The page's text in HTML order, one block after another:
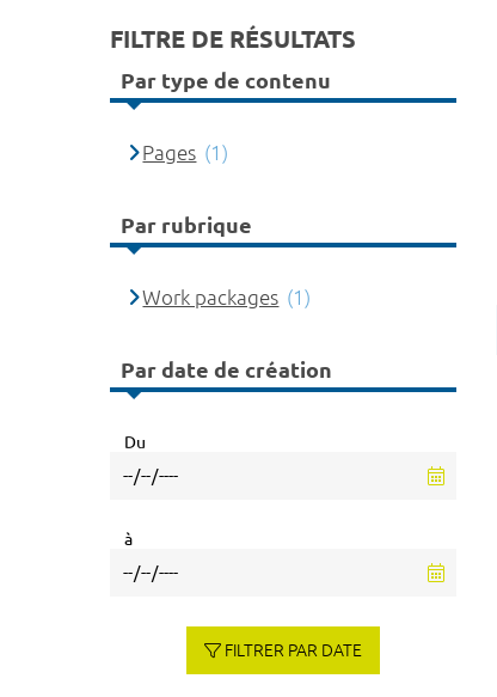
FILTRE DE RÉSULTATS
Par type de contenu
Pages (1)
Par rubrique
Work packages (1)
Par date de création
Du
à
FILTRER PAR DATE